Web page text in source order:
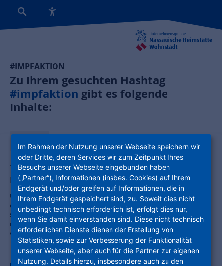
#IMPFAKTION
Zu Ihrem gesuchten Hashtag
#impfaktion gibt es folgende
Inhalte:
132 Pikse gegen die Pandemie: NHW impft
Mitarbeiter gegen Corona
Um 9 Uhr gab`s den ersten Piks: Am Samstag, 12. Juni, war der für
den Standort Süd zuständige NHW-Betriebsarzt Dr. Björn Müller
samt seinem Team im 5-Minuten-Takt im Frankfurter Schaumainkai
im Einsatz: Insgesamt 132 Impfdosen von BioNTech/Pfizer
verabreichten sie als Erstimpfung an impfwillige Mitarbeiter:innen.
Im Rahmen der Nutzung unserer Webseite speichern wir
oder Dritte, deren Services wir zum Zeitpunkt Ihres
Besuchs unserer Webseite eingebunden haben
(„Partner“), Informationen (insbes. Cookies) auf Ihrem
Endgerät und/oder greifen auf Informationen, die in
Ihrem Endgerät gespeichert sind, zu. Soweit dies nicht
unbedingt technisch erforderlich ist, erfolgt dies nur,
wenn Sie damit einverstanden sind. Diese nicht technisch
erforderlichen Dienste dienen der Erstellung von
Statistiken, sowie zur Verbesserung der Funktionalität
unserer Webseite, aber auch für die Partner zur eigenen
Nutzung. Details hierzu, insbesondere auch zu den